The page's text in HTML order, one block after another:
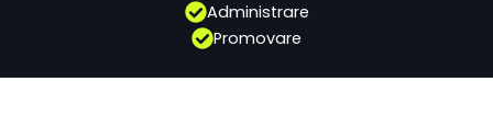
Administrare
Promovare